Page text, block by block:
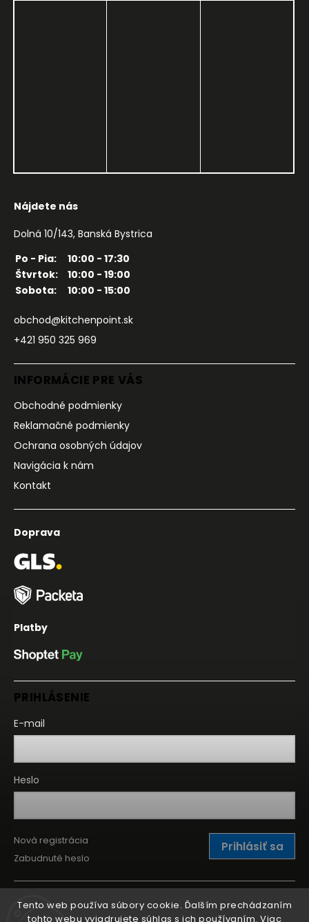
Tento web používa súbory cookie. Ďalším prechádzaním
tohto webu vyjadrujete súhlas s ich používaním. Viac
Nájdete nás
Dolná 10/143, Banská Bystrica
Po - Pia:
10:00 - 17:30
Štvrtok:
10:00 - 19:00
Sobota:
10:00 - 15:00
obchod@kitchenpoint.sk
+421 950 325 969
INFORMÁCIE PRE VÁS
Obchodné podmienky
Reklamačné podmienky
Ochrana osobných údajov
Navigácia k nám
Kontakt
Doprava
Platby
PRIHLÁSENIE
E-mail
Heslo
Prihlásiť sa
Nová registrácia
Zabudnuté heslo